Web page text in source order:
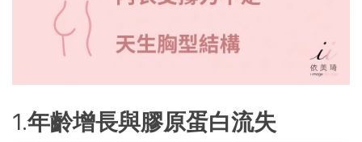
年齡增長與膠原蛋白流失